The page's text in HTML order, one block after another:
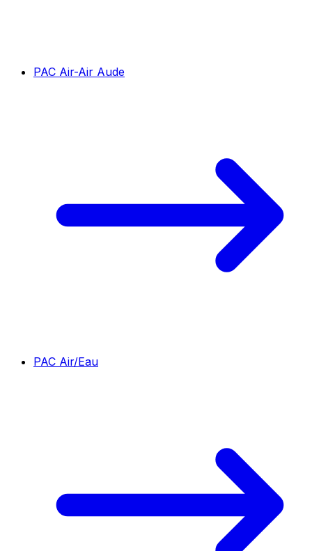
PAC Air-Air Aude
PAC Air/Eau